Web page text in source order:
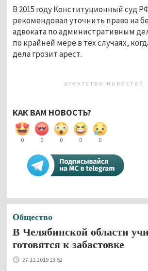
В 2015 году Конституционный суд
рекомендовал уточнить право на
адвоката по административным
по крайней мере в тех случаях,
дела грозит арест.
КАК ВАМ НОВОСТЬ?
0 0 0 0 0
Общество
В Челябинской области
готовятся к забастовке
27.11.2019 13:52